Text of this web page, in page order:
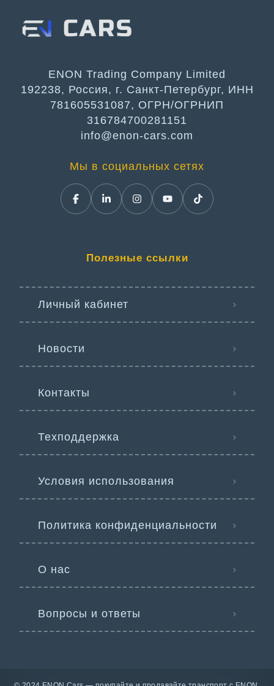
ENON Trading Company Limited
192238, Россия, г. Санкт-Петербург, ИНН
781605531087, ОГРН/ОГРНИП
316784700281151
info@enon-cars.com
Мы в социальных сетях
Полезные ссылки
Личный кабинет
Новости
Контакты
Техподдержка
Условия использования
Политика конфиденциальности
О нас
Вопросы и ответы